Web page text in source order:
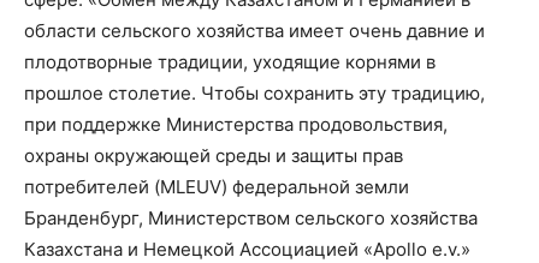
области сельского хозяйства имеет очень давние и
плодотворные традиции, уходящие корнями в
прошлое столетие. Чтобы сохранить эту традицию,
при поддержке Министерства продовольствия,
охраны окружающей среды и защиты прав
потребителей (MLEUV) федеральной земли
Бранденбург, Министерством сельского хозяйства
Казахстана и Немецкой Ассоциацией «Apollo e.v.»